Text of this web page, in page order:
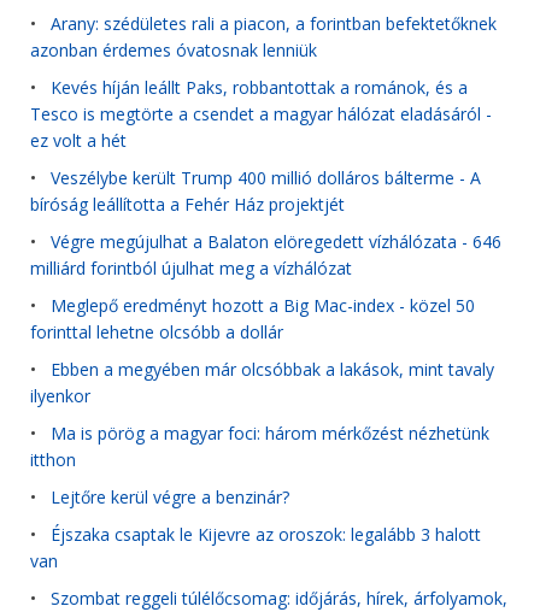
• Arany: szédületes rali a piacon, a forintban befektetőknek
azonban érdemes óvatosnak lenniük
• Kevés híján leállt Paks, robbantottak a románok, és a
Tesco is megtörte a csendet a magyar hálózat eladásáról -
ez volt a hét
• Veszélybe került Trump 400 millió dolláros bálterme - A
bíróság leállította a Fehér Ház projektjét
• Végre megújulhat a Balaton elöregedett vízhálózata - 646
milliárd forintból újulhat meg a vízhálózat
• Meglepő eredményt hozott a Big Mac-index - közel 50
forinttal lehetne olcsóbb a dollár
• Ebben a megyében már olcsóbbak a lakások, mint tavaly
ilyenkor
• Ma is pörög a magyar foci: három mérkőzést nézhetünk
itthon
• Lejtőre kerül végre a benzinár?
• Éjszaka csaptak le Kijevre az oroszok: legalább 3 halott
van
• Szombat reggeli túlélőcsomag: időjárás, hírek, árfolyamok,